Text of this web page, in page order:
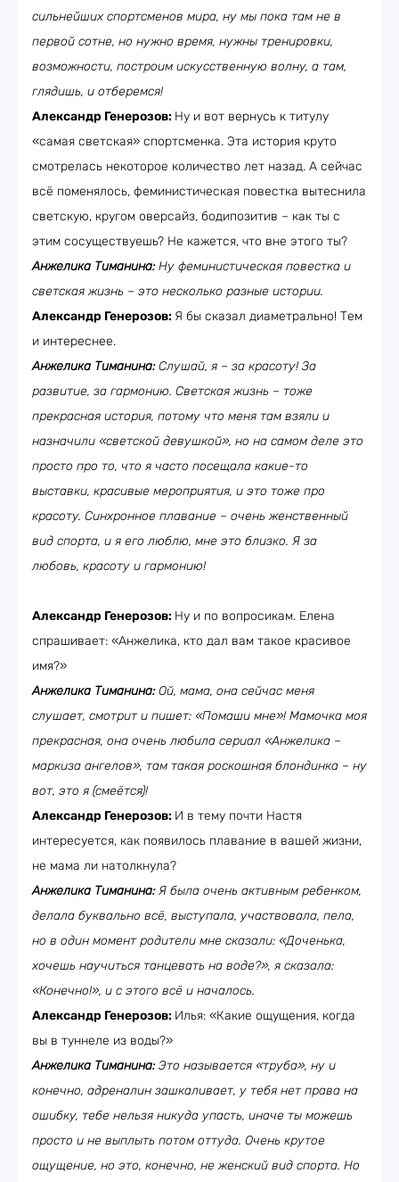
сильнейших спортсменов мира, ну мы пока там не в
первой сотне, но нужно время, нужны тренировки,
возможности, построим искусственную волну, а там,
глядишь, и отберемся!
Александр Генерозов: Ну и вот вернусь к титулу
«самая светская» спортсменка. Эта история круто
смотрелась некоторое количество лет назад. А сейчас
всё поменялось, феминистическая повестка вытеснила
светскую, кругом оверсайз, бодипозитив – как ты с
этим сосуществуешь? Не кажется, что вне этого ты?
Анжелика Тиманина:Ну феминистическая повестка и
светская жизнь – это несколько разные истории.
Александр Генерозов: Я бы сказал диаметрально! Тем
и интереснее.
Анжелика Тиманина:Слушай, я – за красоту! За
развитие, за гармонию. Светская жизнь – тоже
прекрасная история, потому что меня там взяли и
назначили «светской девушкой», но на самом деле это
просто про то, что я часто посещала какие-то
выставки, красивые мероприятия, и это тоже про
красоту. Синхронное плавание – очень женственный
вид спорта, и я его люблю, мне это близко. Я за
любовь, красоту и гармонию!
Александр Генерозов: Ну и по вопросикам. Елена
спрашивает: «Анжелика, кто дал вам такое красивое
имя?»
Анжелика Тиманина:Ой, мама, она сейчас меня
слушает, смотрит и пишет: «Помаши мне»! Мамочка моя
прекрасная, она очень любила сериал «Анжелика –
маркиза ангелов», там такая роскошная блондинка – ну
вот, это я (смеётся)!
Александр Генерозов: И в тему почти Настя
интересуется, как появилось плавание в вашей жизни,
не мама ли натолкнула?
Анжелика Тиманина:Я была очень активным ребенком,
делала буквально всё, выступала, участвовала, пела,
но в один момент родители мне сказали: «Доченька,
хочешь научиться танцевать на воде?», я сказала:
«Конечно!», и с этого всё и началось.
Александр Генерозов: Илья: «Какие ощущения, когда
вы в туннеле из воды?»
Анжелика Тиманина:Это называется «труба», ну и
конечно, адреналин зашкаливает, у тебя нет права на
ошибку, тебе нельзя никуда упасть, иначе ты можешь
просто и не выплыть потом оттуда. Очень крутое
ощущение, но это, конечно, не женский вид спорта. Но